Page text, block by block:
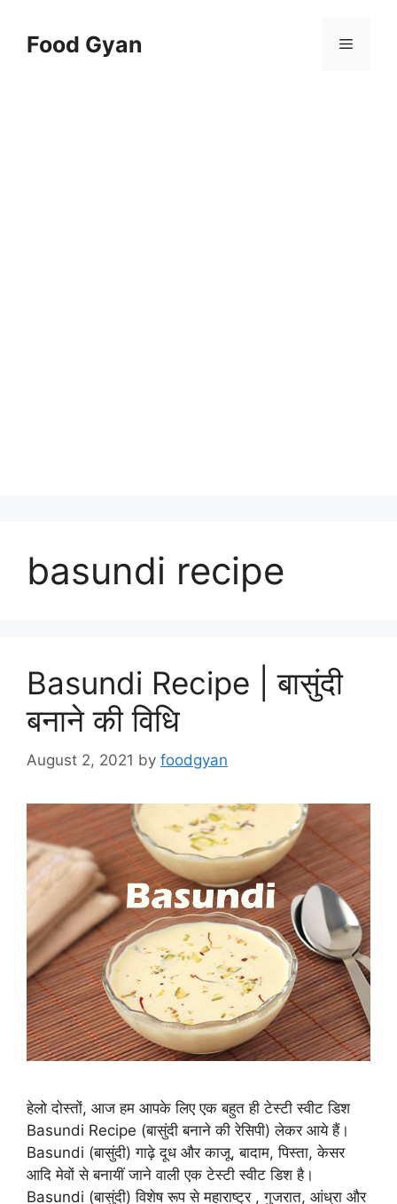
contentFood Gyan Menu
basundi recipe
Basundi Recipe | बासुंदी
बनाने की विधि
August 2, 2021 by foodgyan
हेलो दोस्तों, आज हम आपके लिए एक बहुत ही टेस्टी स्वीट डिश
Basundi Recipe (बासुंदी बनाने की रेसिपी) लेकर आये हैं।
Basundi (बासुंदी) गाढ़े दूध और काजू, बादाम, पिस्ता, केसर
आदि मेवों से बनायीं जाने वाली एक टेस्टी स्वीट डिश है।
Basundi (बासुंदी) विशेष रूप से महाराष्ट्र , गुजरात, आंध्रा और